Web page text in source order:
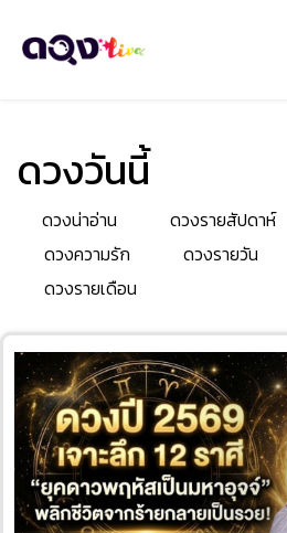
ดวงวันนี้
ดวงน่าอ่าน ดวงรายสัปดาห์
ดวงความรัก
ดวงรายวัน
ดวงรายเดือน